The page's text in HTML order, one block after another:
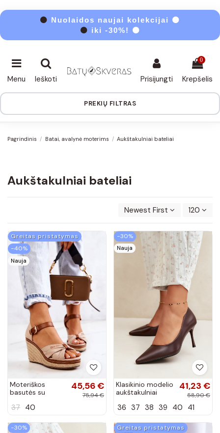
⚫ Nuolaidos naujai kolekcijai ⚫
⚫ iki -30%! ⚫
Menu Ieškoti Prisijungti
0
Krepšelis
PREKIŲ FILTRAS
Pagrindinis Batai, avalynė moterims Aukštakulniai bateliai
Aukštakulniai bateliai
Newest First 120
Greitas pristatymas
−40%
Nauja
Moteriškos
basutės su
Star smėlio
45,56 €
75,94 €
37 40
−30%
Nauja
Klasikinio modelio
aukštakulniai
dirbtinės odos,
Nesha
41,23 €
58,90 €
36 37 38 39 40 41
−30%
Greitas pristatymas